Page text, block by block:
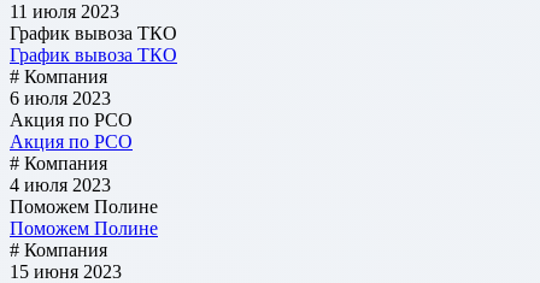
11 июля 2023
График вывоза ТКО
График вывоза ТКО
# Компания
6 июля 2023
Акция по РСО
Акция по РСО
# Компания
4 июля 2023
Поможем Полине
Поможем Полине
# Компания
15 июня 2023